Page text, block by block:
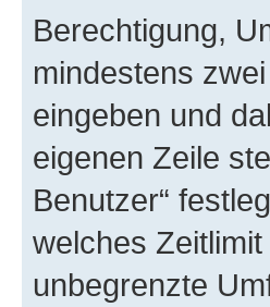
Berechtigung,
mindestens
eingeben und
eigenen Zeile
Benutzer“
welches
unbegrenzte